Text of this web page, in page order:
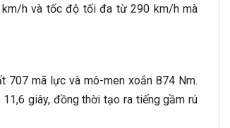
h và tốc độ tối đa từ 290 km/h mà
707 mã lực và mô-men xoắn 874 Nm.
giây, đồng thời tạo ra tiếng gầm rú